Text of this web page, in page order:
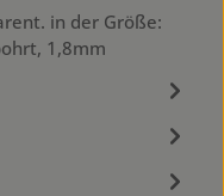
in der Größe:
1,8mm